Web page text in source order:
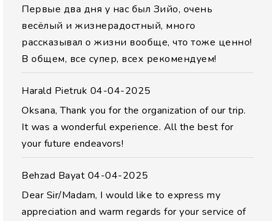
Первые два дня у нас был Зийо, очень
весёлый и жизнерадостный, много
рассказывал о жизни вообще, что тоже ценно!
В общем, все супер, всех рекомендуем!
Harald Pietruk 04-04-2025
Oksana, Thank you for the organization of our trip.
It was a wonderful experience. All the best for
your future endeavors!
Behzad Bayat 04-04-2025
Dear Sir/Madam, I would like to express my
appreciation and warm regards for your service of